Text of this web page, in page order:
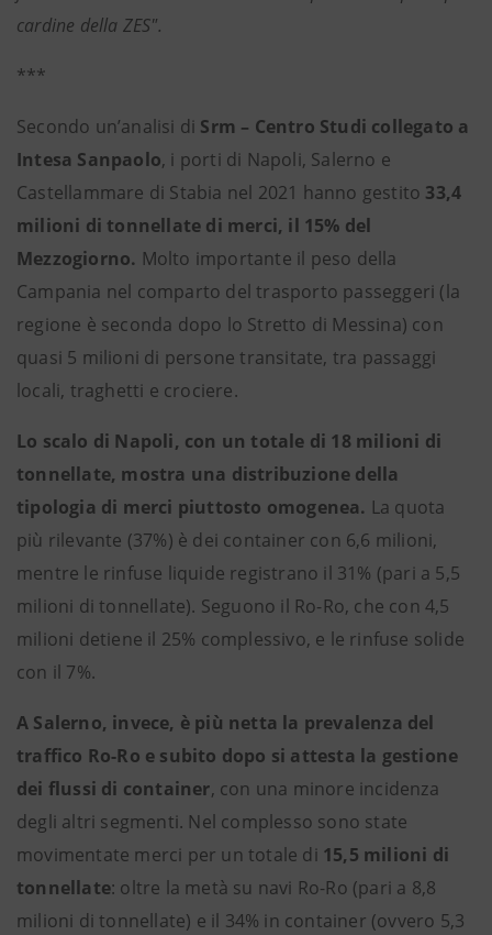
cardine della ZES".
***
Secondo un’analisi di Srm – Centro Studi collegato a
Intesa Sanpaolo, i porti di Napoli, Salerno e
Castellammare di Stabia nel 2021 hanno gestito 33,4
milioni di tonnellate di merci, il 15% del
Mezzogiorno. Molto importante il peso della
Campania nel comparto del trasporto passeggeri (la
regione è seconda dopo lo Stretto di Messina) con
quasi 5 milioni di persone transitate, tra passaggi
locali, traghetti e crociere.
Lo scalo di Napoli, con un totale di 18 milioni di
tonnellate, mostra una distribuzione della
tipologia di merci piuttosto omogenea. La quota
più rilevante (37%) è dei container con 6,6 milioni,
mentre le rinfuse liquide registrano il 31% (pari a 5,5
milioni di tonnellate). Seguono il Ro-Ro, che con 4,5
milioni detiene il 25% complessivo, e le rinfuse solide
con il 7%.
A Salerno, invece, è più netta la prevalenza del
traffico Ro-Ro e subito dopo si attesta la gestione
dei flussi di container, con una minore incidenza
degli altri segmenti. Nel complesso sono state
movimentate merci per un totale di 15,5 milioni di
tonnellate: oltre la metà su navi Ro-Ro (pari a 8,8
milioni di tonnellate) e il 34% in container (ovvero 5,3